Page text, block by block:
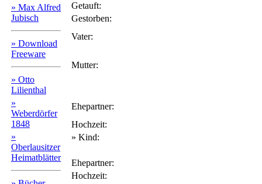
» Max Alfred
Jubisch
» Download
Freeware
» Otto
Lilienthal
»
Weberdörfer
1848
»
Oberlausitzer
Heimatblätter
Getauft:
Gestorben:
Vater:
Mutter:
Ehepartner:
Hochzeit:
» Kind:
Ehepartner:
Hochzeit: